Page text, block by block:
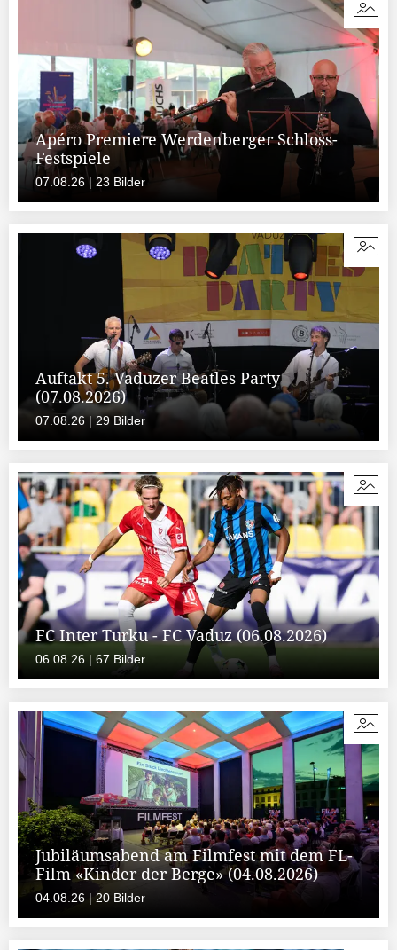
Apéro Premiere Werdenberger Schloss-
Festspiele
07.08.26 | 23 Bilder
Auftakt 5. Vaduzer Beatles Party
(07.08.2026)
07.08.26 | 29 Bilder
FC Inter Turku - FC Vaduz (06.08.2026)
06.08.26 | 67 Bilder
Jubiläumsabend am Filmfest mit dem FL-
Film «Kinder der Berge» (04.08.2026)
04.08.26 | 20 Bilder